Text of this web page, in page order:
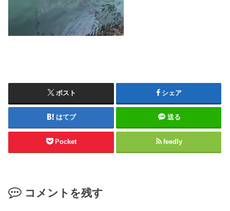
ポスト シェア
はてブ 送る
Pocket feedly
コメントを残す